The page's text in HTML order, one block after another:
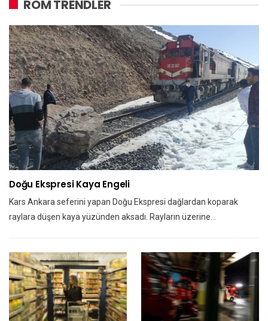
ROM TRENDLER
Doğu Ekspresi Kaya Engeli
Kars Ankara seferini yapan Doğu Ekspresi dağlardan koparak
raylara düşen kaya yüzünden aksadı. Rayların üzerine…